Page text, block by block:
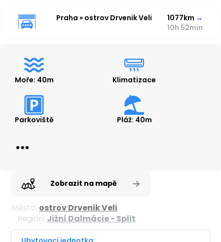
Praha » ostrov Drvenik Veli 1077km →
10h 52min
Moře: 40m Klimatizace
Parkoviště Pláž: 40m
Zobrazit na mapě
Město: ostrov Drvenik Veli
Region: Jižní Dalmácie - Split